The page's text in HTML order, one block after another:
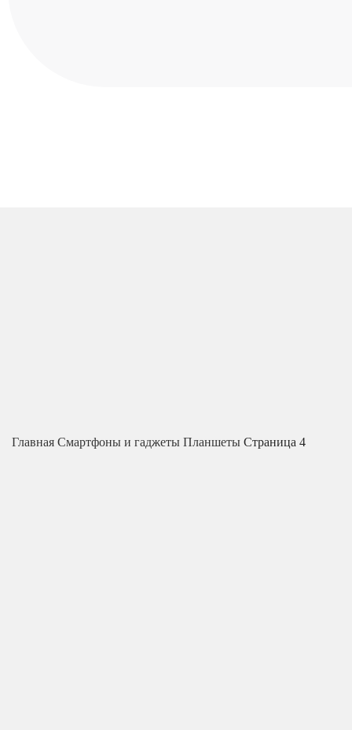
Главная Смартфоны и гаджеты Планшеты Страница 4